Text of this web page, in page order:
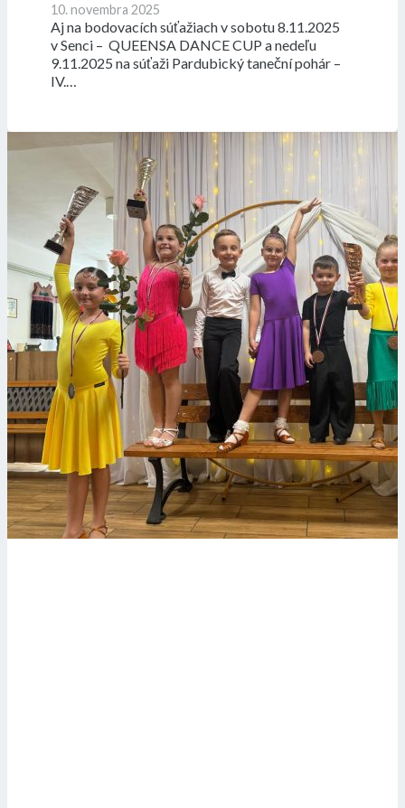
10. novembra 2025
Aj na bodovacích súťažiach v sobotu 8.11.2025
v Senci – QUEENSA DANCE CUP a nedeľu
9.11.2025 na súťaži Pardubický taneční pohár –
IV.…